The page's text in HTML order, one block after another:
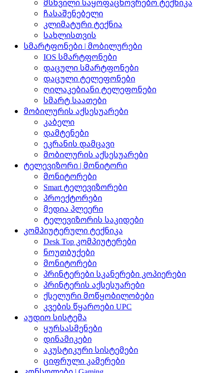
მსხვილი საყოფაცხოვრებო ტექნიკა
ჩასაშენებელი
კლიმატური ტექნია
სახლისთვის
სმარტფონები | მობილურები
IOS სმარტფონები
დაცული სმარტფონები
დაცული ტელეფონები
ღილაკებიანი ტელეფონები
სმარტ საათები
მობილურის აქსესუარები
კაბელი
დამტენები
ეკრანის დამცავი
მობილურის აქსესუარები
ტელევიზორი | მონიტორი
მონიტორები
Smart ტელევიზორები
პროექტორები
მედია პლეერი
ტელევიზორის საკიდები
კომპიუტერული ტექნიკა
Desk Top კომპიუტერები
ნოუთბუქები
მონიტორები
პრინტერები სკანერები კოპიერები
პრინტერის აქსესუარები
ქსელური მოწყობილობები
კვების წყაროები UPC
აუდიო სისტემა
ყურსასმენები
დინამიკები
აკუსტიკური სისტემები
ციფრული კამერები